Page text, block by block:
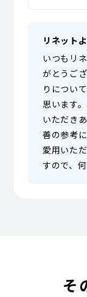
リネット
いつもリ
がとうご
りについ
思います
いただき
善の参考
愛用いた
すので、
そ